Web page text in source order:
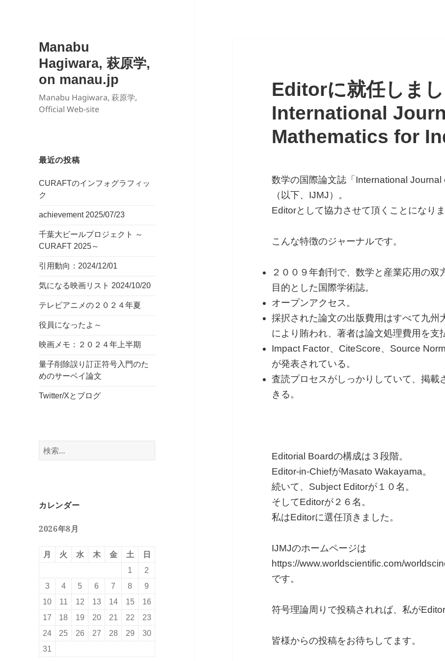
Manabu
Hagiwara, 萩原学,
on manau.jp
Manabu Hagiwara, 萩原学,
Official Web-site
最近の投稿
CURAFTのインフォグラフィッ
ク
achievement 2025/07/23
千葉大ビールプロジェクト ～
CURAFT 2025～
引用動向：2024/12/01
気になる映画リスト 2024/10/20
テレビアニメの２０２４年夏
役員になったよ～
映画メモ：２０２４年上半期
量子削除誤り訂正符号入門のた
めのサーベイ論文
Twitter/Xとブログ
検
カレンダー
2026年8月
月 火 水 木 金 土
日
1
2
3
4 5 6 7 8
9
10
11 12 13 14 15
16
17
18 19 20 21 22
23
24
25 26 27 28 29
30
31
Editorに就任しまし
International
Mathematics for
数学の国際論文誌「International Journal
（以下、IJMJ）。
Editorとして協力させて頂くことになりま
こんな特徴のジャーナルです。
２００９年創刊で、数学と産業応用の
目的とした国際学術誌。
オープンアクセス。
採択された論文の出版費用はすべて九州
により賄われ、著者は論文処理費用を支
Impact Factor、CiteScore、Source
が発表されている。
査読プロセスがしっかりしていて、掲載
きる。
Editorial Boardの構成は３段階。
Editor-in-ChiefがMasato Wakayama。
続いて、Subject Editorが１０名。
そしてEditorが２６名。
私はEditorに選任頂きました。
IJMJのホームページは
https://www.worldscientific.com/
です。
符号理論周りで投稿されれば、私が
皆様からの投稿をお待ちしてます。